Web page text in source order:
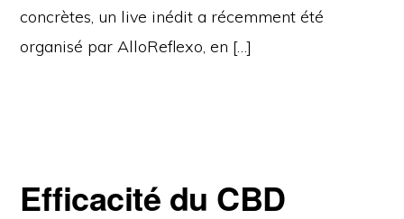
concrètes, un live inédit a récemment été
organisé par AlloReflexo, en […]
Efficacité du CBD